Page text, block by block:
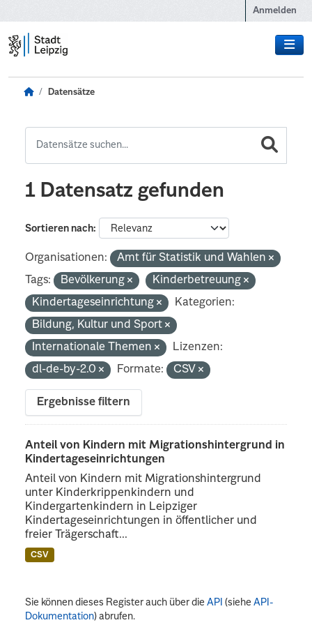
Anmelden
Datensätze
1 Datensatz gefunden
Sortieren nach
Organisationen:
Amt für Statistik und Wahlen
Tags:
Bevölkerung
Kinderbetreuung
Kindertageseinrichtung
Kategorien:
Bildung, Kultur und Sport
Internationale Themen
Lizenzen:
dl-de-by-2.0
Formate: CSV
Ergebnisse filtern
Anteil von Kindern mit Migrationshintergrund in
Kindertageseinrichtungen
Anteil von Kindern mit Migrationshintergrund
unter Kinderkrippenkindern und
Kindergartenkindern in Leipziger
Kindertageseinrichtungen in öffentlicher und
freier Trägerschaft...
CSV
Sie können dieses Register auch über dieAPI (sieheAPI-
Dokumentation) abrufen.